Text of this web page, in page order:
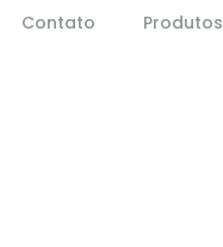
Contato Produtos